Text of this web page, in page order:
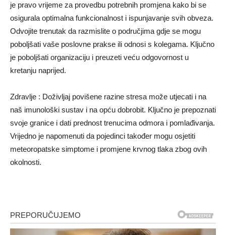
je pravo vrijeme za provedbu potrebnih promjena kako bi se
osigurala optimalna funkcionalnost i ispunjavanje svih obveza.
Odvojite trenutak da razmislite o područjima gdje se mogu
poboljšati vaše poslovne prakse ili odnosi s kolegama. Ključno
je poboljšati organizaciju i preuzeti veću odgovornost u
kretanju naprijed.
Zdravlje : Doživljaj povišene razine stresa može utjecati i na
naš imunološki sustav i na opću dobrobit. Ključno je prepoznati
svoje granice i dati prednost trenucima odmora i pomlađivanja.
Vrijedno je napomenuti da pojedinci također mogu osjetiti
meteoropatske simptome i promjene krvnog tlaka zbog ovih
okolnosti.